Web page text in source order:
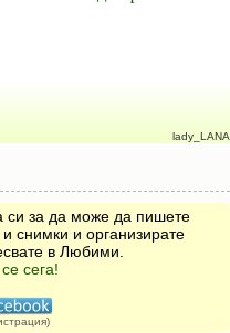
lady_LANA
си за да може да пишете
снимки и организирате
в Любими.
сега!